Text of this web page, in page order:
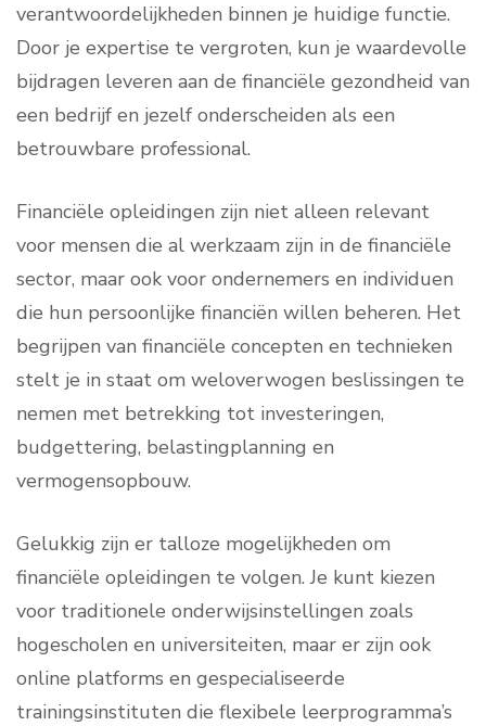
verantwoordelijkheden binnen je huidige functie.
Door je expertise te vergroten, kun je waardevolle
bijdragen leveren aan de financiële gezondheid van
een bedrijf en jezelf onderscheiden als een
betrouwbare professional.
Financiële opleidingen zijn niet alleen relevant
voor mensen die al werkzaam zijn in de financiële
sector, maar ook voor ondernemers en individuen
die hun persoonlijke financiën willen beheren. Het
begrijpen van financiële concepten en technieken
stelt je in staat om weloverwogen beslissingen te
nemen met betrekking tot investeringen,
budgettering, belastingplanning en
vermogensopbouw.
Gelukkig zijn er talloze mogelijkheden om
financiële opleidingen te volgen. Je kunt kiezen
voor traditionele onderwijsinstellingen zoals
hogescholen en universiteiten, maar er zijn ook
online platforms en gespecialiseerde
trainingsinstituten die flexibele leerprogramma’s